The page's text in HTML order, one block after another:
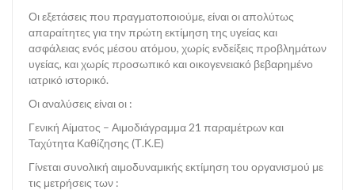
ΠΑΚΈΤΑ ΕΞΕΤΆΣΕΩΝ
Οι εξετάσεις που πραγματοποιούμε, είναι οι απολύτως
απαραίτητες για την πρώτη εκτίμηση της υγείας και
ασφάλειας ενός μέσου ατόμου, χωρίς ενδείξεις προβλημάτων
υγείας, και χωρίς προσωπικό και οικογενειακό βεβαρημένο
ιατρικό ιστορικό.
Οι αναλύσεις είναι οι :
Γενική Αίματος – Αιμοδιάγραμμα 21 παραμέτρων και
Ταχύτητα Καθίζησης (Τ.Κ.Ε)
Γίνεται συνολική αιμοδυναμικής εκτίμηση του οργανισμού με
τις μετρήσεις των :